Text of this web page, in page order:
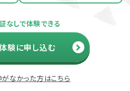
業のお問い合わせ
サイトマップ
なしで体験できる
験に申し込む
なかった方はこちら